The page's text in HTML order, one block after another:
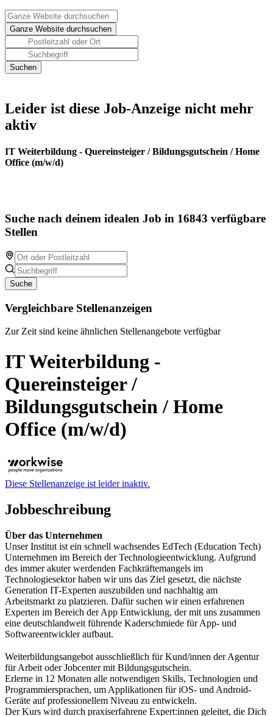
Leider ist diese Job-Anzeige nicht mehr
aktiv
IT Weiterbildung - Quereinsteiger / Bildungsgutschein / Home
Office (m/w/d)
Suche nach deinem idealen Job in 16843 verfügbare
Stellen
Suche
Vergleichbare Stellenanzeigen
Zur Zeit sind keine ähnlichen Stellenangebote verfügbar
IT Weiterbildung -
Quereinsteiger /
Bildungsgutschein / Home
Office (m/w/d)
Diese Stellenanzeige ist leider inaktiv.
Jobbeschreibung
Über das Unternehmen
Unser Institut ist ein schnell wachsendes EdTech (Education Tech)
Unternehmen im Bereich der Technologieentwicklung. Aufgrund
des immer akuter werdenden Fachkräftemangels im
Technologiesektor haben wir uns das Ziel gesetzt, die nächste
Generation IT-Experten auszubilden und nachhaltig am
Arbeitsmarkt zu platzieren. Dafür suchen wir einen erfahrenen
Experten im Bereich der App Entwicklung, der mit uns zusammen
eine deutschlandweit führende Kaderschmiede für App- und
Softwareentwickler aufbaut.
Weiterbildungsangebot ausschließlich für Kund/innen der Agentur
für Arbeit oder Jobcenter mit Bildungsgutschein.
Erlerne in 12 Monaten alle notwendigen Skills, Technologien und
Programmiersprachen, um Applikationen für iOS- und Android-
Geräte auf professionellem Niveau zu entwickeln.
Der Kurs wird durch praxiserfahrene Expert:innen geleitet, die Dich